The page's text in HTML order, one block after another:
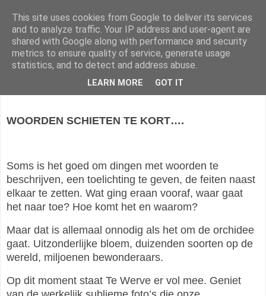
Vrienden van Te Werve
WOORDEN SCHIETEN TE KORT….
Soms is het goed om dingen met woorden te
beschrijven, een toelichting te geven, de feiten naast
elkaar te zetten. Wat ging eraan vooraf, waar gaat
het naar toe? Hoe komt het en waarom?
Maar dat is allemaal onnodig als het om de orchidee
gaat. Uitzonderlijke bloem, duizenden soorten op de
wereld, miljoenen bewonderaars.
Op dit moment staat Te Werve er vol mee. Geniet
This site uses cookies from Google to deliver its services
and to analyze traffic. Your IP address and user-agent are
shared with Google along with performance and security
metrics to ensure quality of service, generate usage
statistics, and to detect and address abuse.
LEARN MORE GOT IT